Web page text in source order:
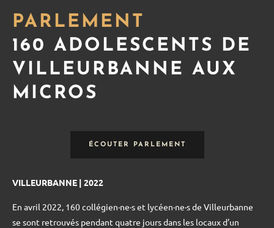
PARLEMENT
160 ADOLESCENTS DE
VILLEURBANNE AUX
MICROS
ÉCOUTER PARLEMENT
VILLEURBANNE | 2022
En avril 2022, 160 collégien·ne·s et lycéen·ne·s de Villeurbanne
se sont retrouvés pendant quatre jours dans les locaux d’un